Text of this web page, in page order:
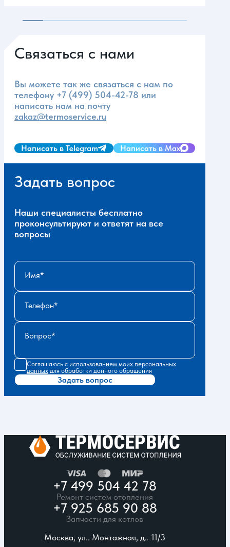
Связаться с нами
Вы можете так же связаться с нам по
телефону +7 (499) 504-42-78 или
написать нам на почту
zakaz@termoservice.ru
Написать в Telegram Написать в Max
Задать вопрос
Наши специалисты бесплатно
проконсультируют и ответят на все
вопросы
Имя
Телефон
Вопрос
Соглашаюсь с использованием моих персональных
данных для обработки данного обращения
Задать вопрос
+7 499 504 42 78
Ремонт систем отопления
+7 925 685 90 88
Запчасти для котлов
Москва, ул.. Монтажная, д.. 11/3